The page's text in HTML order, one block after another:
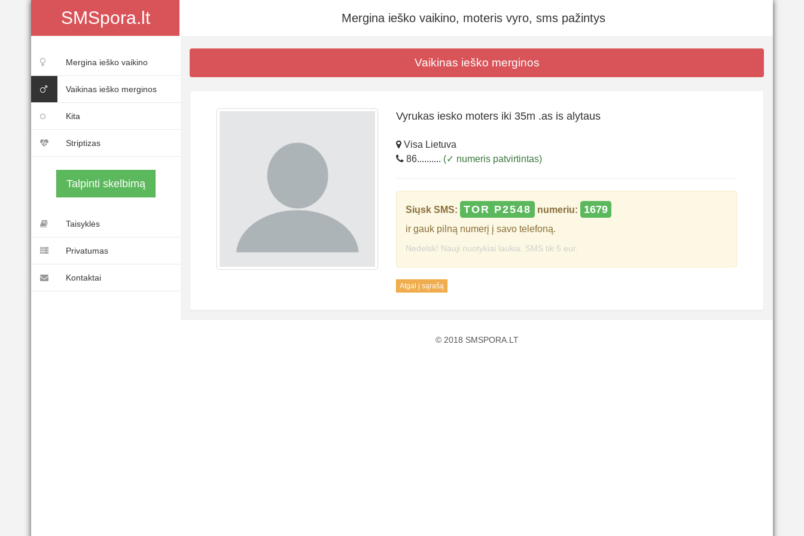
SMSpora.lt Mergina ieško vaikino, moteris vyro, sms pažintys
Mergina ieško vaikino
Vaikinas ieško merginos
Kita
Striptizas
Talpinti skelbimą
Taisyklės
Privatumas
Kontaktai
Vaikinas ieško merginos
Vyrukas iesko moters iki 35m .as is alytaus
Visa Lietuva
86.......... (✓ numeris patvirtintas)
Siųsk SMS: TOR P2548 numeriu: 1679
ir gauk pilną numerį į savo telefoną.
Nedelsk! Nauji nuotykiai laukia. SMS tik 5 eur.
Atgal į sąrašą
© 2018 SMSPORA.LT